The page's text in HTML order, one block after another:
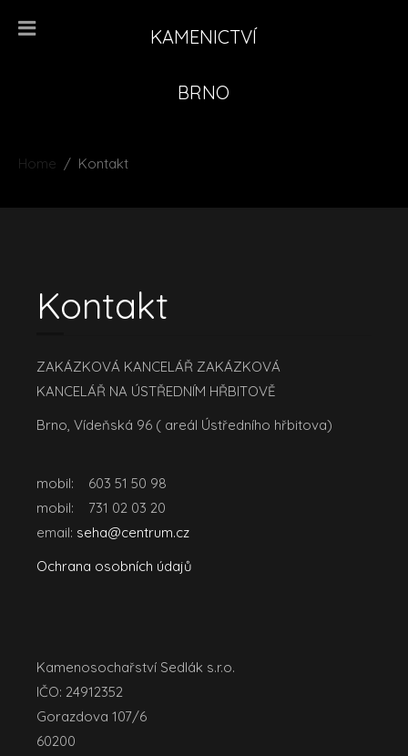
KAMENICTVÍ
BRNO
Home Kontakt
Kontakt
ZAKÁZKOVÁ KANCELÁŘ ZAKÁZKOVÁ
KANCELÁŘ NA ÚSTŘEDNÍM HŘBITOVĚ
Brno, Vídeňská 96 ( areál Ústředního hřbitova)
mobil: 603 51 50 98
mobil: 731 02 03 20
email: seha@centrum.cz
Ochrana osobních údajů
Kamenosochařství Sedlák s.r.o.
IČO: 24912352
Gorazdova 107/6
60200